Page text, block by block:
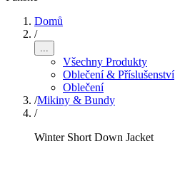
Domů
/
...
Všechny Produkty
Oblečení & Příslušenství
Oblečení
/Mikiny & Bundy
/
Winter Short Down Jacket